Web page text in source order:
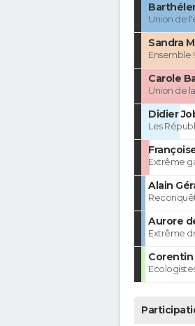
Union de
Sandra
Ensemble
Carole
Union de
Didier
Les
Extrême
Alain
Aurore
Extrême
Corentin